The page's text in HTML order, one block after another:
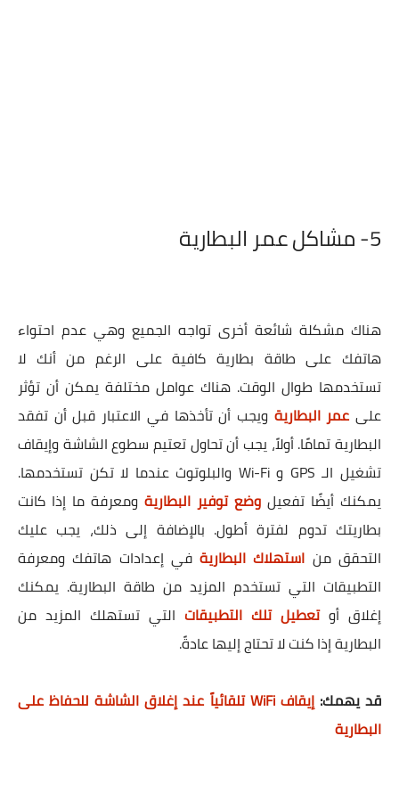
5- مشاكل عمر البطارية
هناك مشكلة شائعة أخرى تواجه الجميع وهي عدم احتواء
هاتفك على طاقة بطارية كافية على الرغم من أنك لا
تستخدمها طوال الوقت. هناك عوامل مختلفة يمكن أن تؤثر
علىعمر البطارية ويجب أن تأخذها في الاعتبار قبل أن تفقد
البطارية تمامًا. أولاً، يجب أن تحاول تعتيم سطوع الشاشة وإيقاف
تشغيل الـ GPS و Wi-Fi والبلوتوث عندما لا تكن تستخدمها.
يمكنك أيضًا تفعيل وضع توفير البطارية ومعرفة ما إذا كانت
بطاريتك تدوم لفترة أطول. بالإضافة إلى ذلك، يجب عليك
التحقق من استهلاك البطاريةفي إعدادات هاتفك ومعرفة
التطبيقات التي تستخدم المزيد من طاقة البطارية. يمكنك
إغلاق أوتعطيل تلك التطبيقات التي تستهلك المزيد من
البطارية إذا كنت لا تحتاج إليها عادةً.
قد يهمك:
إيقاف WiFi تلقائياً عند إغلاق الشاشة للحفاظ على
البطارية